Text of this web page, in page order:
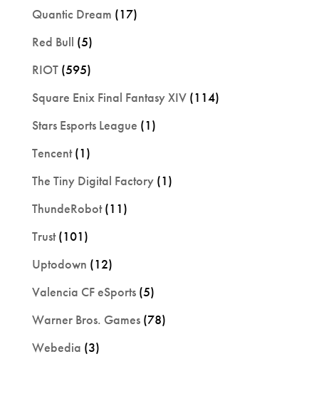
Quantic Dream (17)
Red Bull (5)
RIOT(595)
Square Enix Final Fantasy XIV(114)
Stars Esports League (1)
Tencent(1)
The Tiny Digital Factory(1)
ThundeRobot(11)
Trust(101)
Uptodown (12)
Valencia CF eSports(5)
Warner Bros. Games(78)
Webedia (3)